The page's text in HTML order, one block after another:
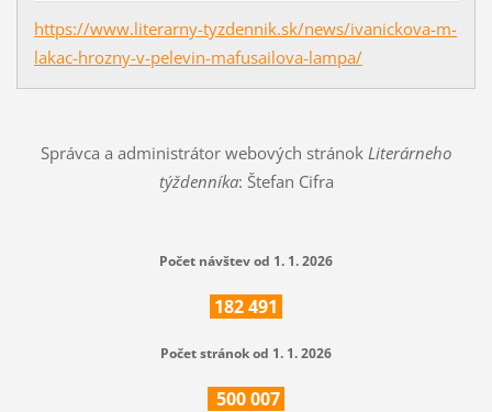
https://www.literarny-tyzdennik.sk/news/ivanickova-m-
lakac-hrozny-v-pelevin-mafusailova-lampa/
Správca a administrátor webových stránok Literárneho
týždenníka: Štefan Cifra
Počet návštev od 1. 1. 2026
182491
Počet stránok od 1. 1. 2026
500007